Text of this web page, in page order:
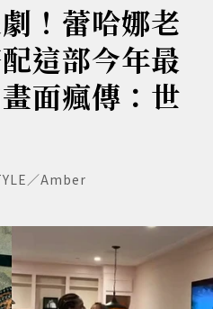
！蕾哈娜老
這部今年最
面瘋傳：世
／Amber